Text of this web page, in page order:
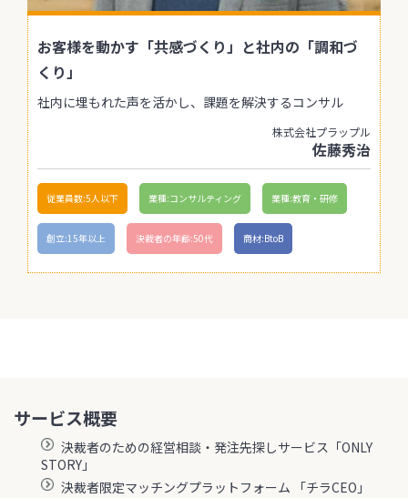
お客様を動かす「共感づくり」と社内の「調和づ
くり」
社内に埋もれた声を活かし、課題を解決するコンサル
株式会社プラップル
佐藤秀治
従業員数:5人以下 業種:コンサルティング 業種:教育・研修
創立:15年以上 決裁者の年齢:50代 商材:BtoB
サービス概要
決裁者のための経営相談・発注先探しサービス「ONLY
STORY」
決裁者限定マッチングプラットフォーム 「チラCEO」